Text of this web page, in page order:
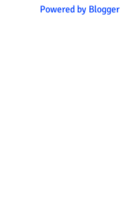
Powered by Blogger